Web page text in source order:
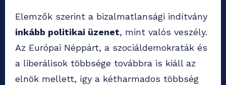
Elemzők szerint a bizalmatlansági indítvány
inkább politikai üzenet, mint valós veszély.
Az Európai Néppárt, a szociáldemokraták és
a liberálisok többsége továbbra is kiáll az
elnök mellett, így a kétharmados többség